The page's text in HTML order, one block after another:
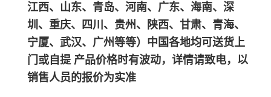
江西、山东、青岛、河南、广东、海南、深
圳、重庆、四川、贵州、陕西、甘肃、青海、
宁厦、武汉、广州等等）中国各地均可送货上
门或自提 产品价格时有波动，详情请致电，以
销售人员的报价为实准